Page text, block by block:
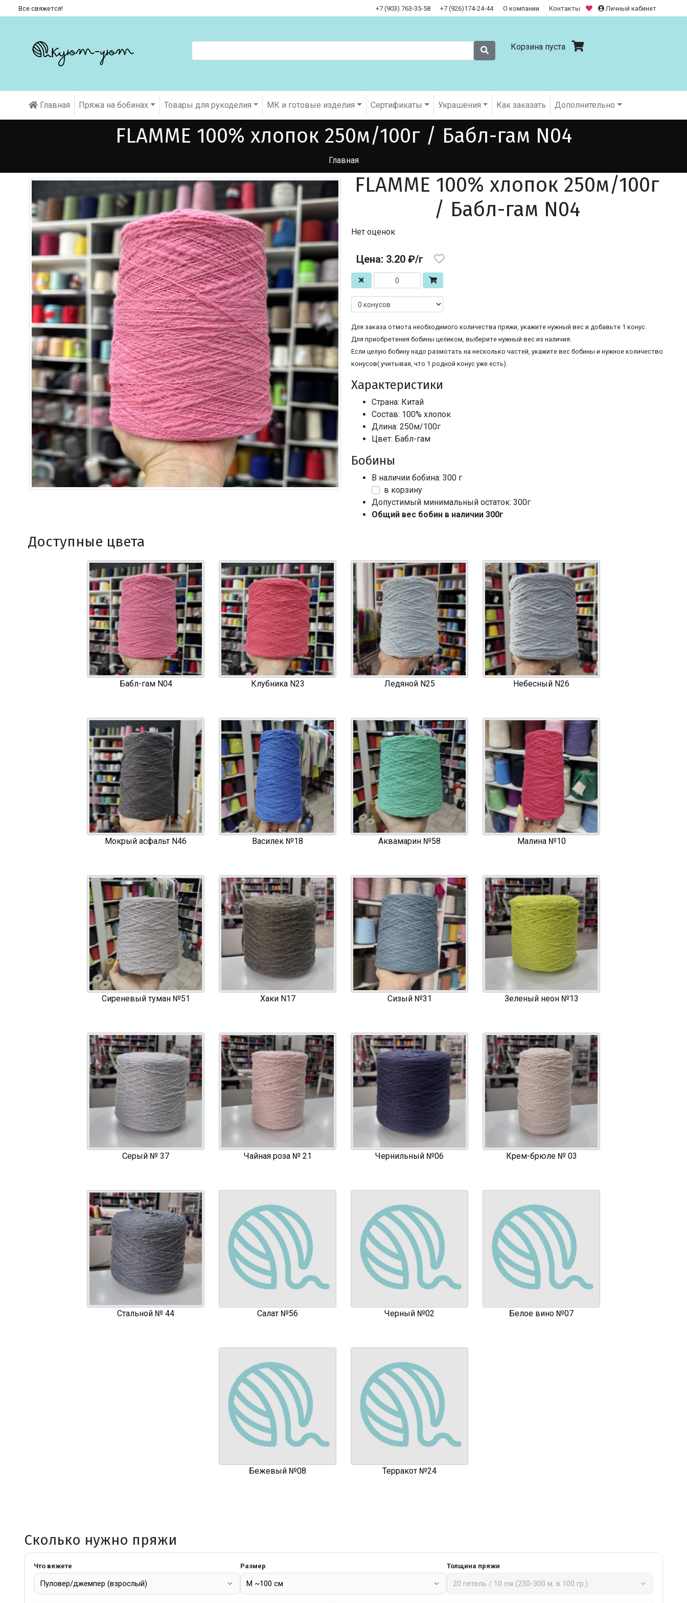
Все свяжется! +7 (903) 763-35-58 +7 (926)174-24-44 О компании Контакты Личный кабинет
Корзина пуста
Главная Пряжа на бобинах Товары для рукоделия МК и готовые изделия Cертификаты Украшения Как заказать Дополнительно
FLAMME 100% хлопок 250м/100г / Бабл-гам N04
Главная
FLAMME 100% хлопок 250м/100г
/ Бабл-гам N04
Нет оценок
Цена: 3.20 ₽/г
Для заказа отмота необходимого количества пряжи, укажите нужный вес и добавьте 1 конус.
Для приобретения бобины целиком, выберите нужный вес из наличия.
Если целую бобину надо размотать на несколько частей, укажите вес бобины и нужное количество
конусов( учитывая, что 1 родной конус уже есть).
Характеристики
Страна: Китай
Состав: 100% хлопок
Длина: 250м/100г
Цвет: Бабл-гам
Бобины
В наличии бобина: 300 г
в корзину
Допустимый минимальный остаток: 300г
Общий вес бобин в наличии 300г
Доступные цвета
Бабл-гам N04 Клубника N23 Ледяной N25 Небесный N26
Мокрый асфальт N46 Василек №18 Аквамарин №58 Малина №10
Сиреневый туман №51 Хаки N17 Сизый №31 Зеленый неон №13
Серый № 37 Чайная роза № 21 Чернильный №06 Крем-брюле № 03
Стальной № 44 Салат №56 Черный №02 Белое вино №07
Бежевый №08 Терракот №24
Сколько нужно пряжи
Что вяжете Размер Толщина пряжи